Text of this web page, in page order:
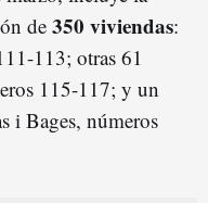
de 350 viviendas:
113; otras 61
115-117; y un
i Bages, números